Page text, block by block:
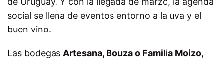
social se llena de eventos entorno a la uva y el
buen vino.
Las bodegas Artesana, Bouza o Familia Moizo,